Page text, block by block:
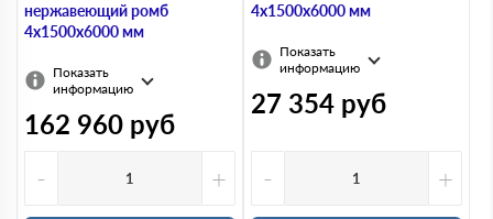
нержавеющий ромб
4х1500х6000 мм
Показать
информацию
162 960 руб
-
+
4х1500х6000 мм
Показать
информацию
27 354 руб
- +